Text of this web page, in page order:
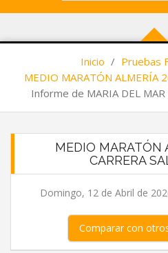
Inicio / Pruebas
MEDIO MARATÓN ALMERÍA
Informe de MARIA DEL MAR
MEDIO MARATÓN
CARRERA
Domingo, 12 de Abril de
Comparar con